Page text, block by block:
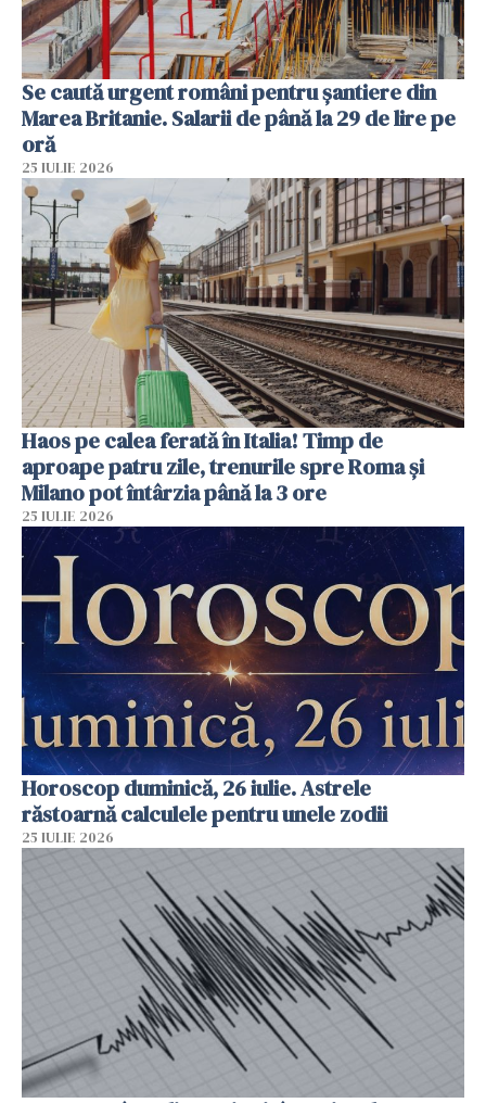
Se caută urgent români pentru șantiere din
Marea Britanie. Salarii de până la 29 de lire pe
oră
25 IULIE 2026
Haos pe calea ferată în Italia! Timp de
aproape patru zile, trenurile spre Roma și
Milano pot întârzia până la 3 ore
25 IULIE 2026
Horoscop duminică, 26 iulie. Astrele
răstoarnă calculele pentru unele zodii
25 IULIE 2026